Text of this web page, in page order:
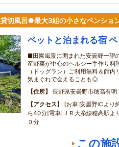
切風呂●最大3組の小さなペンショ
ペットと泊まれる宿
■田園風景に囲まれた安曇野一望
産野菜が中心のヘルシー手作り
（ドッグラン）ご利用無料＆館
気まぐれで会えることも◎
住所
長野県安曇野市穂高有明
アクセス
[お車]安曇野ICより
ら40分[電車]ＪＲ大糸線穂高駅よ
０分
この施